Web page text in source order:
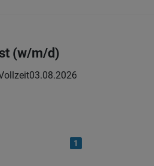
(w/m/d)
03.08.2026
1